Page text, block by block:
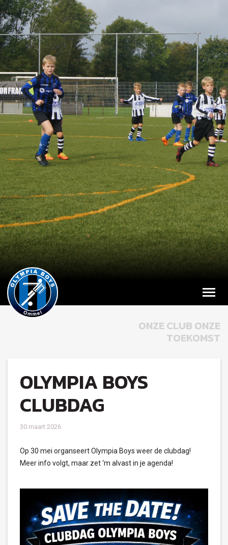
ONZE CLUB ONZE
TOEKOMST
OLYMPIA BOYS
CLUBDAG
30 maart 2026
Op 30 mei organseert Olympia Boys weer de clubdag!
Meer info volgt, maar zet ‘m alvast in je agenda!